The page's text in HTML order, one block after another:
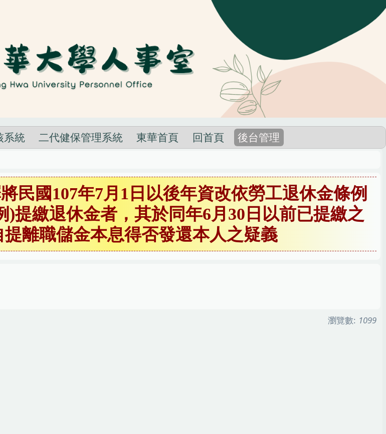
系統 二代健保管理系統 東華首頁 回首頁 後台管理
民國107年7月1日以後年資改依勞工退休金條例
)提繳退休金者，其於同年6月30日以前已提繳之
提離職儲金本息得否發還本人之疑義
瀏覽數: 1099